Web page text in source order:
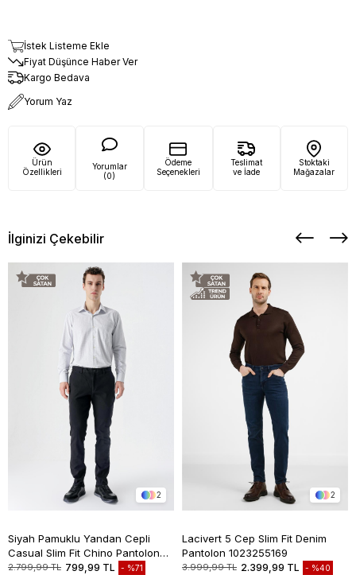
İstek Listeme Ekle
Fiyat Düşünce Haber Ver
Kargo Bedava
Yorum Yaz
Ürün
Özellikleri
Yorumlar
(0)
Ödeme
Seçenekleri
Teslimat
ve İade
Stoktaki
Mağazalar
İlginizi Çekebilir
2
Siyah Pamuklu Yandan Cepli
Casual Slim Fit Chino Pantolon
1003235117
2.799,99 TL 799,99 TL %71
2
Lacivert 5 Cep Slim Fit Denim
Pantolon 1023255169
3.999,99 TL 2.399,99 TL %40